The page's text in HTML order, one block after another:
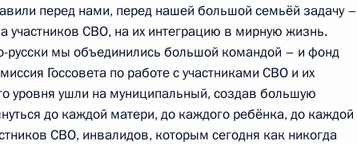
Садыром Жапаровым
Кремль
5
перед нами, перед нашей большой семьёй задачу –
участников СВО, на их интеграцию в мирную жизнь.
русски мы объединились большой командой – и фонд
Госсовета по работе с участниками СВО и их
уровня ушли на муниципальный, создав большую
до каждой матери, до каждого ребёнка, до каждой
СВО, инвалидов, которым сегодня как никогда